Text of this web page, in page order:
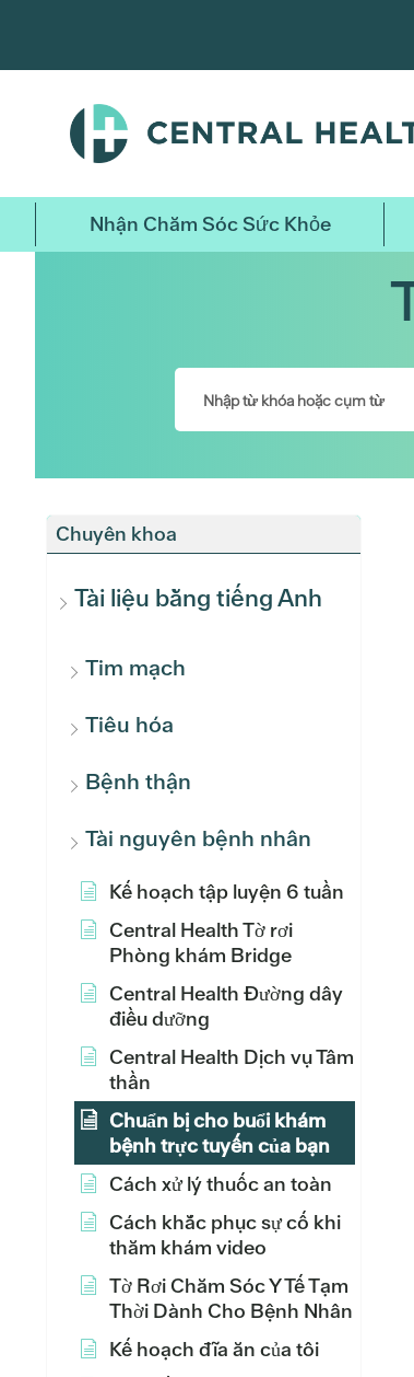
nội
chính
Nhận Chăm Sóc Sức Khỏe
Chuyên khoa
Tài liệu bằng tiếng Anh
Tim mạch
Tiêu hóa
Bệnh thận
Tài nguyên bệnh nhân
Kế hoạch tập luyện 6 tuần
Central Health Tờ rơi
Phòng khám Bridge
Central Health Đường dây
điều dưỡng
Central Health Dịch vụ Tâm
thần
Chuẩn bị cho buổi khám
bệnh trực tuyến của bạn
Cách xử lý thuốc an toàn
Cách khắc phục sự cố khi
thăm khám video
Tờ Rơi Chăm Sóc Y Tế Tạm
Thời Dành Cho Bệnh Nhân
Kế hoạch đĩa ăn của tôi